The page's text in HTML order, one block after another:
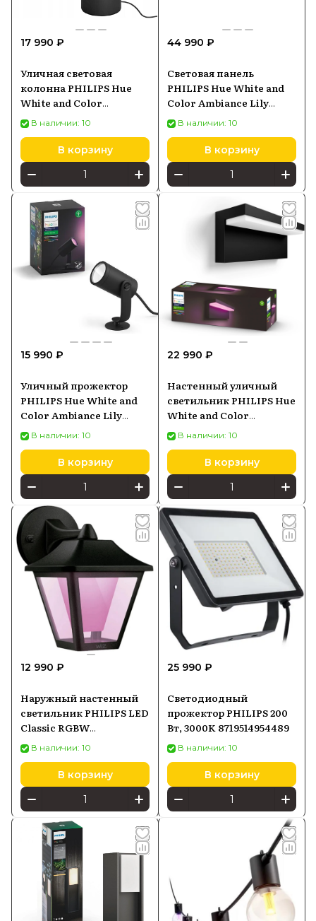
17 990 ₽
Уличная световая
колонна PHILIPS Hue
White and Color
Ambiance Calla черный
1742030P7
В наличии: 10
В корзину
44 990 ₽
Световая панель
PHILIPS Hue White and
Color Ambiance Lily
Черный 1741430P7
В наличии: 10
В корзину
15 990 ₽
Уличный прожектор
PHILIPS Hue White and
Color Ambiance Lily
черный 1741530P7
В наличии: 10
В корзину
22 990 ₽
Настенный уличный
светильник PHILIPS Hue
White and Color
Ambiance Nyro черный
1745630P7
В наличии: 10
В корзину
12 990 ₽
Наружный настенный
светильник PHILIPS LED
Classic RGBW
929003352101
В наличии: 10
В корзину
25 990 ₽
Светодиодный
прожектор PHILIPS 200
Вт, 3000K 8719514954489
В наличии: 10
В корзину